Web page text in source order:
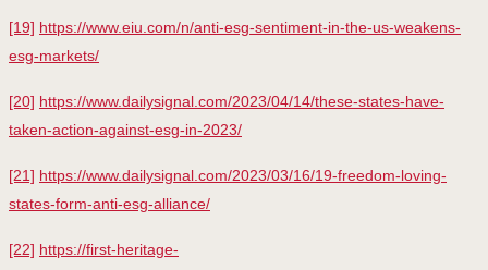
[19] https://www.eiu.com/n/anti-esg-sentiment-in-the-us-weakens-
esg-markets/
[20] https://www.dailysignal.com/2023/04/14/these-states-have-
taken-action-against-esg-in-2023/
[21] https://www.dailysignal.com/2023/03/16/19-freedom-loving-
states-form-anti-esg-alliance/
[22] https://first-heritage-